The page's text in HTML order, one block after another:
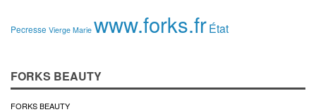
Pecresse Vierge Marie www.forks.frÉtat
FORKS BEAUTY
FORKS BEAUTY